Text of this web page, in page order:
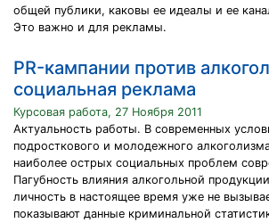
общей публики, каковы ее идеалы и ее
Это важно и для рекламы.
PR-кампании против
социальная реклама
Курсовая работа, 27 Ноября 2011
Актуальность работы. В современных
подросткового и молодежного
наиболее острых социальных проблем
Пагубность влияния алкогольной
личность в настоящее время уже не
показывают данные криминальной